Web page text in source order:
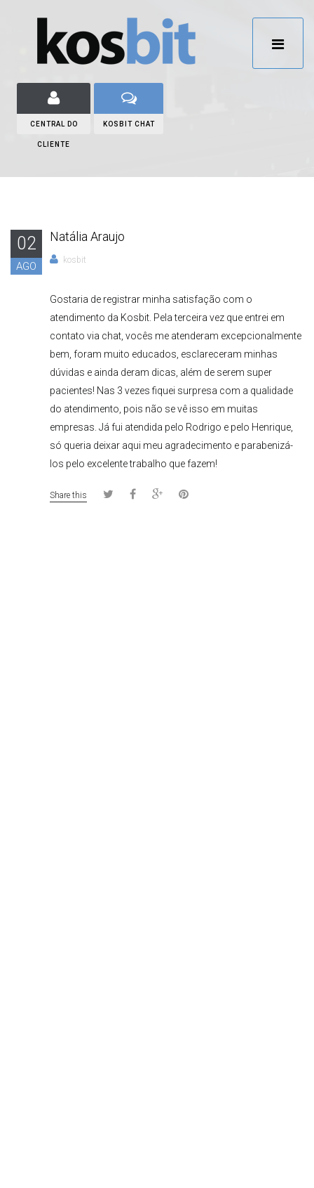
CENTRAL DO
CLIENTE
KOSBIT CHAT
02
AGO
Natália Araujo
kosbit
Gostaria de registrar minha satisfação com o
atendimento da Kosbit. Pela terceira vez que entrei em
contato via chat, vocês me atenderam excepcionalmente
bem, foram muito educados, esclareceram minhas
dúvidas e ainda deram dicas, além de serem super
pacientes! Nas 3 vezes fiquei surpresa com a qualidade
do atendimento, pois não se vê isso em muitas
empresas. Já fui atendida pelo Rodrigo e pelo Henrique,
só queria deixar aqui meu agradecimento e parabenizá-
los pelo excelente trabalho que fazem!
Share this